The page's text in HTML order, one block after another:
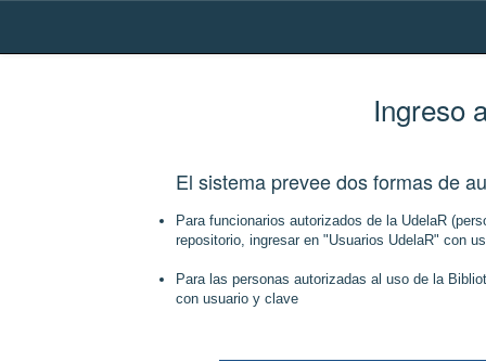
Skip
Ingreso
El sistema prevee dos formas de
Para funcionarios autorizados de la UdelaR
repositorio, ingresar en "Usuarios UdelaR" con
Para las personas autorizadas al uso de la
con usuario y clave